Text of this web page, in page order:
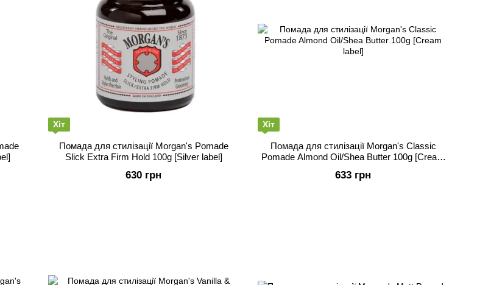
Хіт
Помада для стилізації Morgan's Pomade
Slick Extra Firm Hold 100g [Silver label]
630 грн
Хіт
Помада для стилізації Morgan's Classic
Pomade Almond Oil/Shea Butter 100g [Cream
633 грн